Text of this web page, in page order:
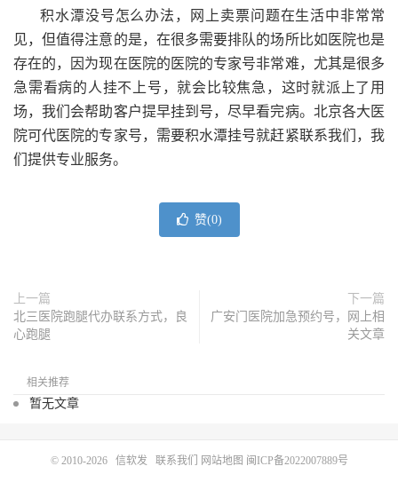
积水潭没号怎么办法，
网上卖票问题在生活中非常常
见，但值得注意的是，在很多需要排队的场所比如医院也是
存在的，因为现在医院的医院的专家号非常难，尤其是很多
急需看病的人挂不上号，就会比较焦急，这时就派上了用
场，我们会帮助客户提早挂到号，尽早看完病。北京各大医
院可代医院的专家号，需要积水潭挂号就赶紧联系我们，我
们提供专业服务。
赞(0)
上一篇
北三医院跑腿代办联系方式，良
心跑腿
下一篇
广安门医院加急预约号，网上相
关文章
相关推荐
暂无文章
© 2010-2026 信软发 联系我们 网站地图 闽ICP备2022007889号